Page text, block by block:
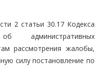
2 статьи 30.17 Кодекса
административных
рассмотрения жалобы,
силу постановление по